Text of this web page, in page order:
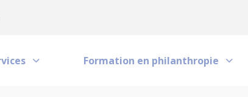
Formation en philanthropie